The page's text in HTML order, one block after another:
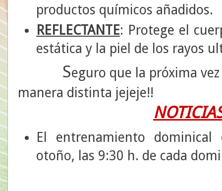
productos químicos añadidos.
REFLECTANTE: Protege el
estática y la piel de los rayos
Seguro que la próxima
manera distinta jejeje!!
El entrenamiento
otoño, las 9:30 h. de cada